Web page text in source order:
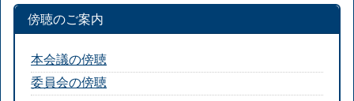
傍聴のご案内
本会議の傍聴
委員会の傍聴